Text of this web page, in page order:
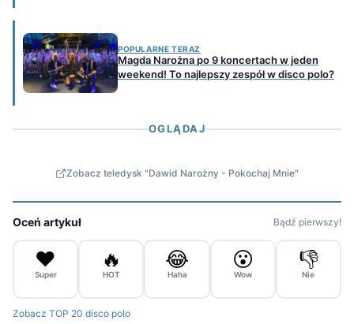
POPULARNE TERAZ
Magda Narożna po 9 koncertach w jeden
weekend! To najlepszy zespół w disco polo?
OGLĄDAJ
Zobacz teledysk "Dawid Narożny - Pokochaj Mnie"
Oceń artykuł Bądź pierwszy!
❤️
Super
🔥
HOT
😂
Haha
😮
Wow
👎
Nie
Zobacz TOP 20 disco polo